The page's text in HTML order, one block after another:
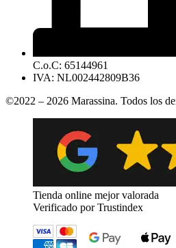
C.o.C: 65144961
IVA: NL002442809B36
©2022 – 2026 Marassina. Todos los
Tienda online mejor valorada
Verificado por Trustindex